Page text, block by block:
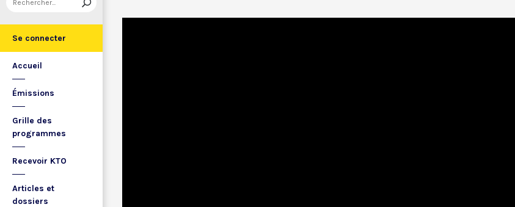
Se connecter
Accueil
Émissions
Grille des
programmes
Recevoir KTO
Articles et
dossiers